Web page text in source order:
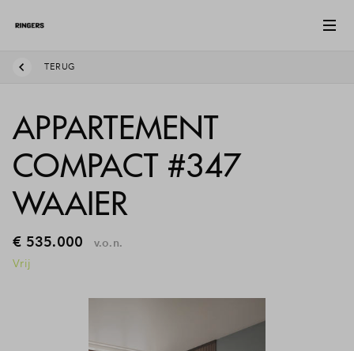
TERUG
APPARTEMENT
COMPACT #347
WAAIER
€ 535.000
v.o.n.
Vrij